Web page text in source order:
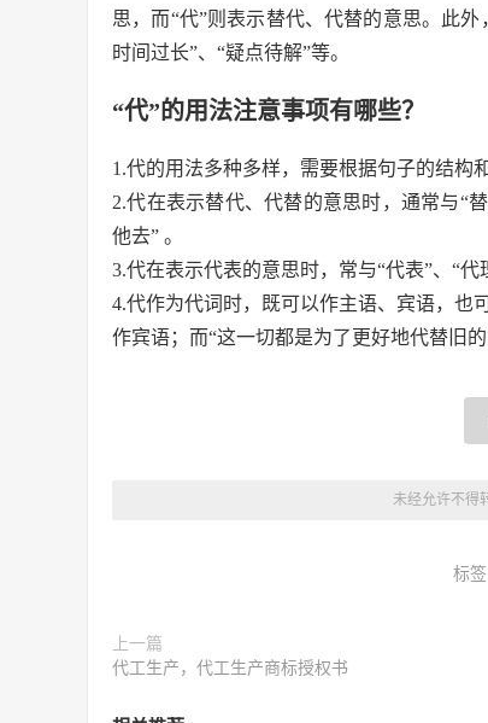
思，而“代”则表示替代、代替的意思。此
时间过长”、“疑点待解”等。
“代”的用法注意事项有哪些？
1.代的用法多种多样，需要根据句子的结构
2.代在表示替代、代替的意思时，通常与“
他去” 。
3.代在表示代表的意思时，常与“代表”、“
4.代作为代词时，既可以作主语、宾语，也
作宾语；而“这一切都是为了更好地代替旧
未经允许不得
标签
上一篇
代工生产，代工生产商标授权书